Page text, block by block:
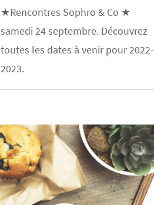
★Rencontres Sophro & Co ★
samedi 24 septembre. Découvrez
toutes les dates à venir pour 2022-
2023.